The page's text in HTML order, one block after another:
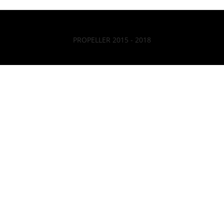
PROPELLER 2015 - 2018